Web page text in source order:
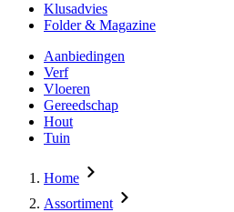
Klusadvies
Folder & Magazine
Aanbiedingen
Verf
Vloeren
Gereedschap
Hout
Tuin
Home
Assortiment